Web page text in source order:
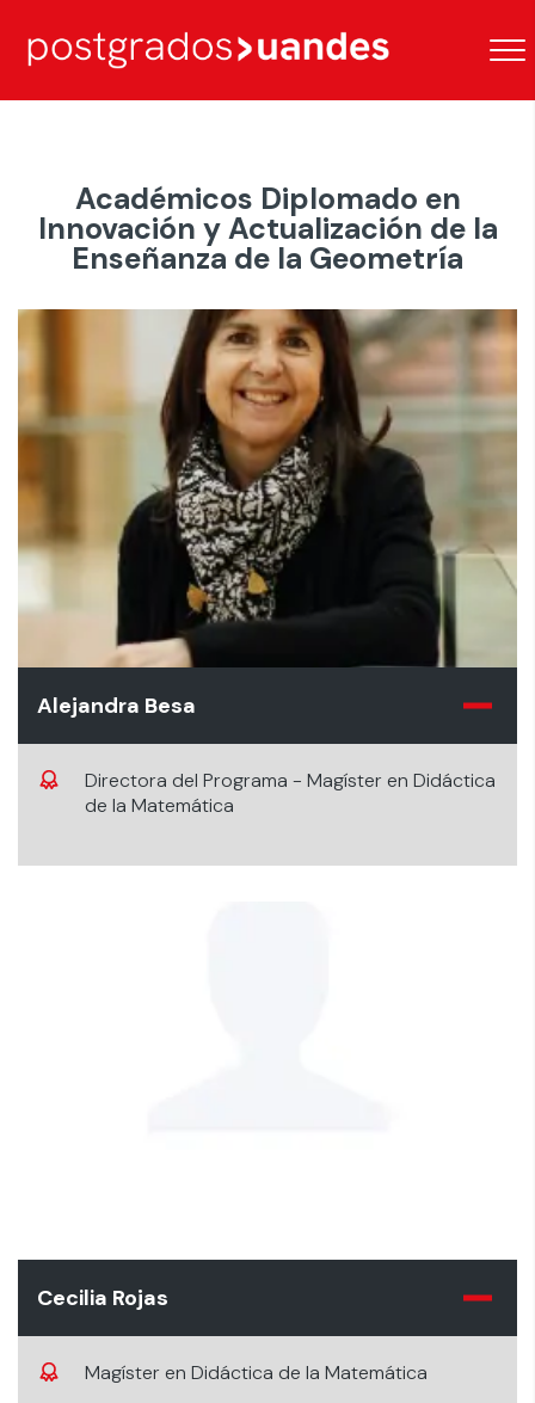
Académicos Diplomado en
Innovación y Actualización de la
Enseñanza de la Geometría
Alejandra Besa
Directora del Programa - Magíster en Didáctica
de la Matemática
Cecilia Rojas
Magíster en Didáctica de la Matemática